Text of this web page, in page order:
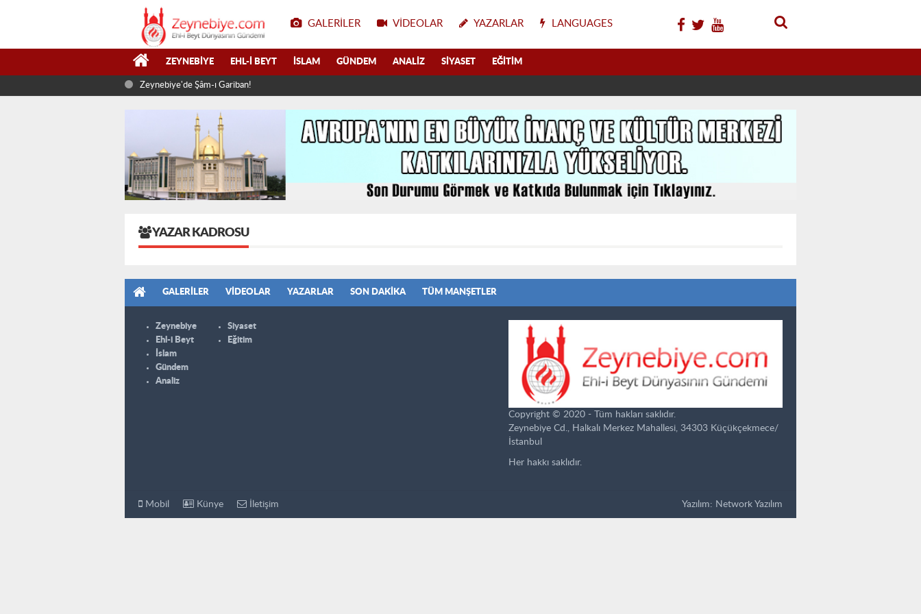
GALERILER VIDEOLAR YAZARLAR LANGUAGES
ZEYNEBIYE EHL-I BEYT İSLAM GÜNDEM ANALIZ SIYASET EĞITIM
Zeynebiye'de Şâm-ı Gariban!
YAZAR KADROSU
GALERILER VIDEOLAR YAZARLAR SON DAKIKA TÜM MANŞETLER
Zeynebiye
Ehl-i Beyt
İslam
Gündem
Analiz
Siyaset
Eğitim
Copyright © 2020 - Tüm hakları saklıdır.
Zeynebiye Cd., Halkalı Merkez Mahallesi, 34303 Küçükçekmece/
İstanbul
Her hakkı saklıdır.
Mobil Künye İletişim Yazılım: Network Yazılım